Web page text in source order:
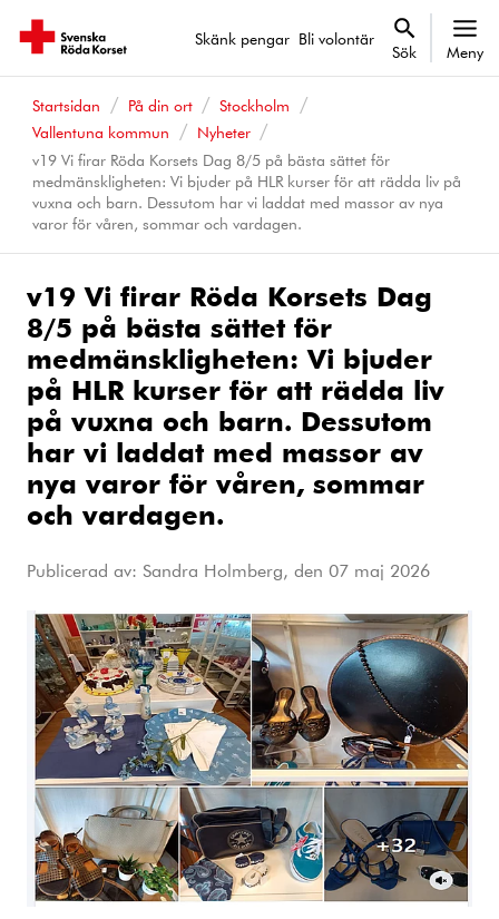
Skänk pengar Bli volontär
Sök Meny
Startsidan På din ort
Stockholm
Vallentuna kommun
Nyheter
v19 Vi firar Röda Korsets Dag 8/5 på bästa sättet för
medmänskligheten: Vi bjuder på HLR kurser för att rädda liv på
vuxna och barn. Dessutom har vi laddat med massor av nya
varor för våren, sommar och vardagen.
v19 Vi firar Röda Korsets Dag
8/5 på bästa sättet för
medmänskligheten: Vi bjuder
på HLR kurser för att rädda liv
på vuxna och barn. Dessutom
har vi laddat med massor av
nya varor för våren, sommar
och vardagen.
Publicerad av: Sandra Holmberg, den 07 maj 2026